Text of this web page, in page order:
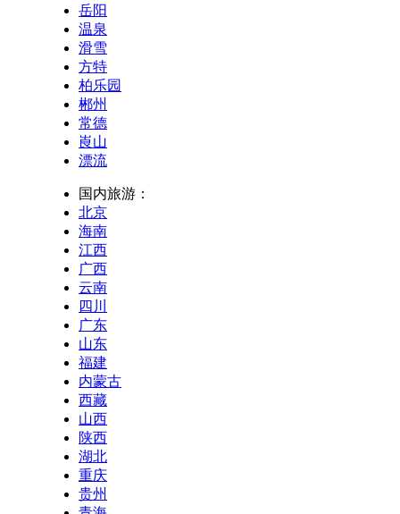
岳阳
温泉
滑雪
方特
柏乐园
郴州
常德
崀山
漂流
国内旅游：
北京
海南
江西
广西
云南
四川
广东
山东
福建
内蒙古
西藏
山西
陕西
湖北
重庆
贵州